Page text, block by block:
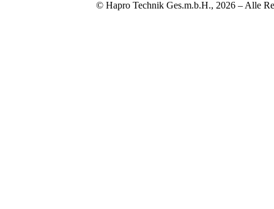
© Hapro Technik Ges.m.b.H., 2026 – Alle